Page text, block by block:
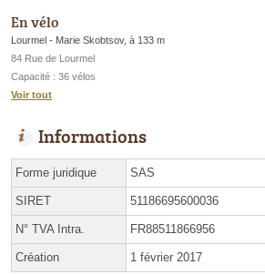
En vélo
Lourmel - Marie Skobtsov, à 133 m
84 Rue de Lourmel
Capacité : 36 vélos
Voir tout
Informations
Forme juridique SAS
SIRET 51186695600036
N° TVA Intra. FR88511866956
Création 1 février 2017